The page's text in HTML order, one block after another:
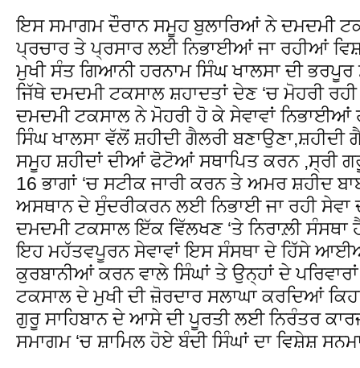
ਇਸ ਸਮਾਗਮ ਦੌਰਾਨ ਸਮੂਹ ਬੁਲਾਰਿਆਂ ਨੇ ਦਮਦਮੀ
ਪ੍ਰਚਾਰ ਤੇ ਪ੍ਰਸਾਰ ਲਈ ਨਿਭਾਈਆਂ ਜਾ ਰਹੀਆਂ
ਮੁਖੀ ਸੰਤ ਗਿਆਨੀ ਹਰਨਾਮ ਸਿੰਘ ਖਾਲਸਾ ਦੀ ਭਰਪੂਰ
ਜਿੱਥੇ ਦਮਦਮੀ ਟਕਸਾਲ ਸ਼ਹਾਦਤਾਂ ਦੇਣ ‘ਚ ਮੋਹਰੀ
ਦਮਦਮੀ ਟਕਸਾਲ ਨੇ ਮੋਹਰੀ ਹੋ ਕੇ ਸੇਵਾਵਾਂ ਨਿਭਾਈਆਂ
ਸਿੰਘ ਖਾਲਸਾ ਵੱਲੋਂ ਸ਼ਹੀਦੀ ਗੈਲਰੀ
ਸਮੂਹ ਸ਼ਹੀਦਾਂ ਦੀਆਂ ਫੋਟੋਆਂ ਸਥਾਪਿਤ ਕਰਨ ,ਸ੍ਰੀ
16 ਭਾਗਾਂ ‘ਚ ਸਟੀਕ ਜਾਰੀ ਕਰਨ ਤੇ ਅਮਰ ਸ਼ਹੀਦ
ਅਸਥਾਨ ਦੇ ਸੁੰਦਰੀਕਰਨ ਲਈ ਨਿਭਾਈ ਜਾ ਰਹੀ ਸੇਵਾ
ਦਮਦਮੀ ਟਕਸਾਲ ਇੱਕ ਵਿੱਲਖਣ ‘ਤੇ ਨਿਰਾਲ਼ੀ ਸੰਸਥਾ
ਇਹ ਮਹੱਤਵਪੂਰਨ ਸੇਵਾਵਾਂ ਇਸ ਸੰਸਥਾ ਦੇ ਹਿੱਸੇ
ਕੁਰਬਾਨੀਆਂ ਕਰਨ ਵਾਲੇ ਸਿੰਘਾਂ ਤੇ ਉਨ੍ਹਾਂ ਦੇ
ਟਕਸਾਲ ਦੇ ਮੁਖੀ ਦੀ ਜ਼ੋਰਦਾਰ ਸਲਾਘਾ ਕਰਦਿਆਂ
ਗੁਰੂ ਸਾਹਿਬਾਨ ਦੇ ਆਸੇ ਦੀ ਪੂਰਤੀ ਲਈ ਨਿਰੰਤਰ
ਸਮਾਗਮ ‘ਚ ਸ਼ਾਮਿਲ ਹੋਏ ਬੰਦੀ ਸਿੰਘਾਂ ਦਾ ਵਿਸ਼ੇਸ਼